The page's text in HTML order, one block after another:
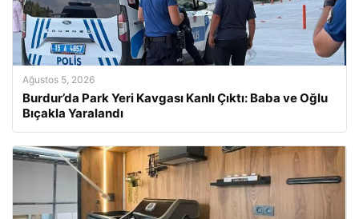
Ağustos 5, 2026
Burdur’da Park Yeri Kavgası Kanlı Çıktı: Baba ve Oğlu
Bıçakla Yaralandı